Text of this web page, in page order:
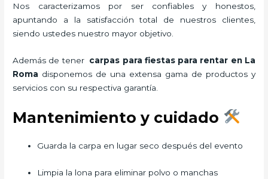
Nos caracterizamos por ser confiables y honestos,
apuntando a la satisfacción total de nuestros clientes,
siendo ustedes nuestro mayor objetivo.
Además de tener carpas para fiestas para rentar en La
Roma disponemos de una extensa gama de productos y
servicios con su respectiva garantía.
Mantenimiento y cuidado
Guarda la carpa en lugar seco después del evento
Limpia la lona para eliminar polvo o manchas